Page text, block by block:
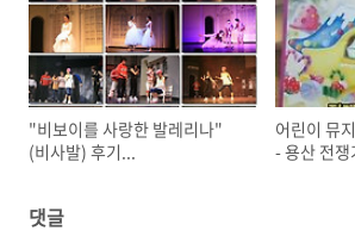
"비보이를 사랑한 발레리나"
(비사발) 후기...
어린이 뮤
- 용산 전
댓글